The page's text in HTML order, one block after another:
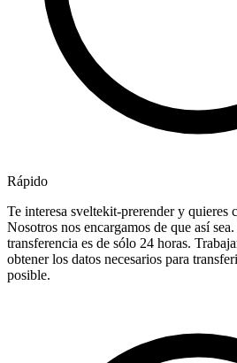
Rápido
Te interesa sveltekit-prerender y quieres
Nosotros nos encargamos de que así
transferencia es de sólo 24 horas.
obtener los datos necesarios para
posible.